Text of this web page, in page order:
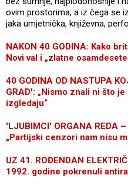
ovim prostorima, a iz čega se
jaka umjetnička, književna,
NAKON 40 GODINA: Kako
Novi val i „zlatne
40 GODINA OD NASTUPA
GRAD': „Nismo znali ni što
izgledaju“
'LJUBIMCI' ORGANA REDA –
„Partijski cenzori nam nisu
UZ 41. ROĐENDAN
1992. godine pokrenuli